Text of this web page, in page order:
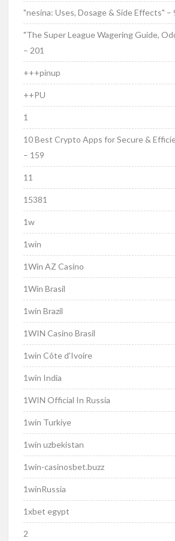
"nesina: Uses, Dosage & Side Effects" –
"The Super League Wagering Guide,
– 201
+++pinup
++PU
1
10 Best Crypto Apps for Secure &
– 159
11
15381
1w
1win
1Win AZ Casino
1Win Brasil
1win Brazil
1WIN Casino Brasil
1win Côte d'Ivoire
1win India
1WIN Official In Russia
1win Turkiye
1win uzbekistan
1win-casinosbet.buzz
1winRussia
1xbet egypt
2